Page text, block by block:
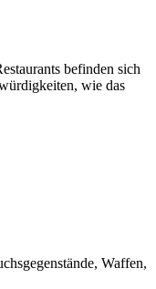
befinden sich
wie das
Waffen,